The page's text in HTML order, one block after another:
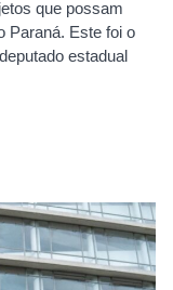
que possam
Paraná. Este foi o
estadual